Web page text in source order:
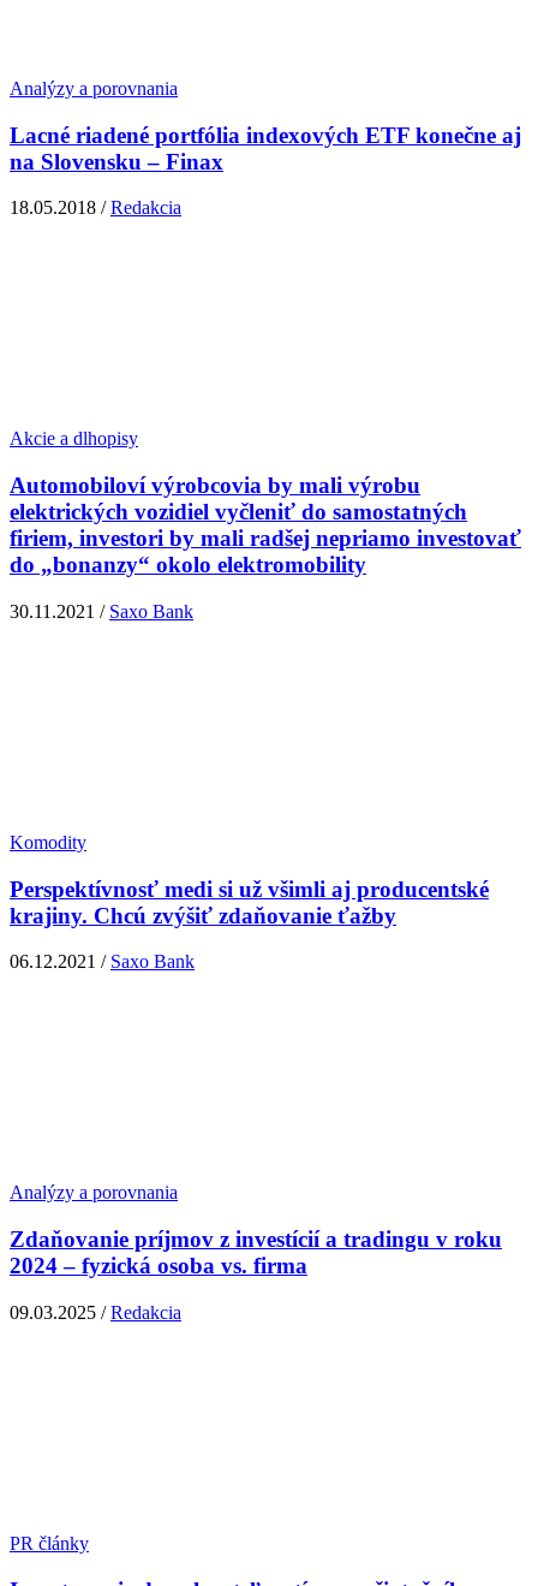
Analýzy a porovnania
Lacné riadené portfólia indexových ETF konečne aj
na Slovensku – Finax
18.05.2018 /Redakcia
Akcie a dlhopisy
Automobiloví výrobcovia by mali výrobu
elektrických vozidiel vyčleniť do samostatných
firiem, investori by mali radšej nepriamo investovať
do „bonanzy“ okolo elektromobility
30.11.2021 / Saxo Bank
Komodity
Perspektívnosť medi si už všimli aj producentské
krajiny. Chcú zvýšiť zdaňovanie ťažby
06.12.2021 / Saxo Bank
Analýzy a porovnania
Zdaňovanie príjmov z investícií a tradingu v roku
2024 – fyzická osoba vs. firma
09.03.2025 /Redakcia
PR články